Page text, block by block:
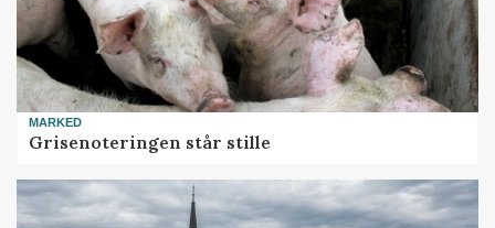
MARKED
Grisenoteringen står stille